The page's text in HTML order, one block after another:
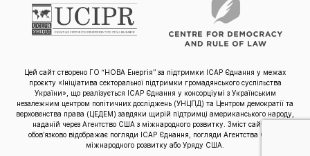
Цей сайт створено ГО “НОВА Енергія” за підтримки ІСАР Єднання у межах
проєкту «Ініціатива секторальної підтримки громадянського суспільства
України», що реалізується ІСАР Єднання у консорціумі з Українським
незалежним центром політичних досліджень (УНЦПД) та Центром демократії та
верховенства права (ЦЕДЕМ) завдяки щирій підтримці американського народу,
наданій через Агентство США з міжнародного розвитку. Зміст сайту не
обов’язково відображає погляди ІСАР Єднання, погляди Агентства США з
міжнародного розвитку або Уряду США.